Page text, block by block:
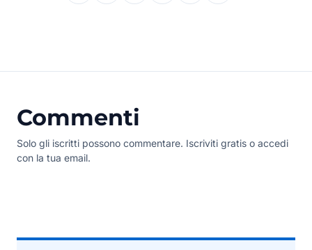
Commenti
Solo gli iscritti possono commentare. Iscriviti gratis o accedi
con la tua email.